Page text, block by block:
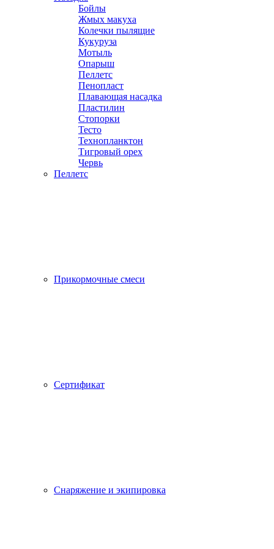
Бойлы
Жмых макуха
Колечки пылящие
Кукуруза
Мотыль
Опарыш
Пеллетс
Пенопласт
Плавающая насадка
Пластилин
Стопорки
Тесто
Технопланктон
Тигровый орех
Червь
Пеллетс
Прикормочные смеси
Сертификат
Снаряжение и экипировка